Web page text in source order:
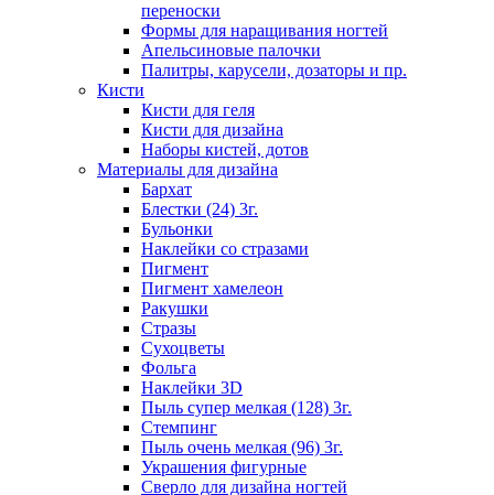
переноски
Формы для наращивания ногтей
Апельсиновые палочки
Палитры, карусели, дозаторы и пр.
Кисти
Кисти для геля
Кисти для дизайна
Наборы кистей, дотов
Материалы для дизайна
Бархат
Блестки (24) 3г.
Бульонки
Наклейки со стразами
Пигмент
Пигмент хамелеон
Ракушки
Стразы
Сухоцветы
Фольга
Наклейки 3D
Пыль супер мелкая (128) 3г.
Стемпинг
Пыль очень мелкая (96) 3г.
Украшения фигурные
Сверло для дизайна ногтей